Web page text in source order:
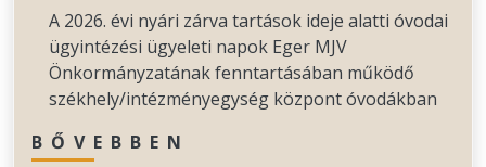
A 2026. évi nyári zárva tartások ideje alatti óvodai
ügyintézési ügyeleti napok Eger MJV
Önkormányzatának fenntartásában működő
székhely/intézményegység központ óvodákban
BŐVEBBEN